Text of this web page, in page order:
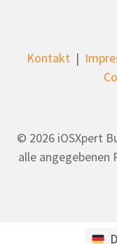
Kontakt |
© 2026 iOSXpert
alle angegebenen